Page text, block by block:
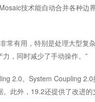
技术能自动合并各种
常有用，特别是处理大型
，同时减少了手动操作。”
2.0。System Coupling
此外，19.2还提供了改进